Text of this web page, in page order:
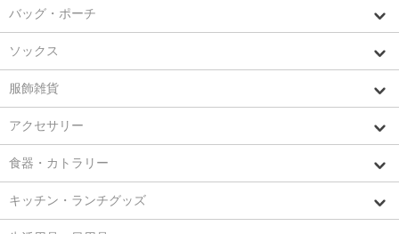
バッグ・ポーチ
ソックス
服飾雑貨
アクセサリー
食器・カトラリー
キッチン・ランチグッズ